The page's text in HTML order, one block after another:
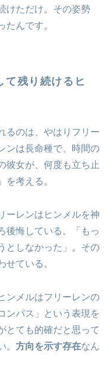
けただけ。その姿勢
たんです。
て残り続けるヒ
るのは、やはりフリー
ンは長命種で、時間の
彼女が、何度も立ち止
を考える。
ーレンはヒンメルを神
後悔している。「もっ
としなかった」。その
せている。
ンメルはフリーレンの
ンパス」という表現を
とても的確だと思って
。 方向を示す存在なん